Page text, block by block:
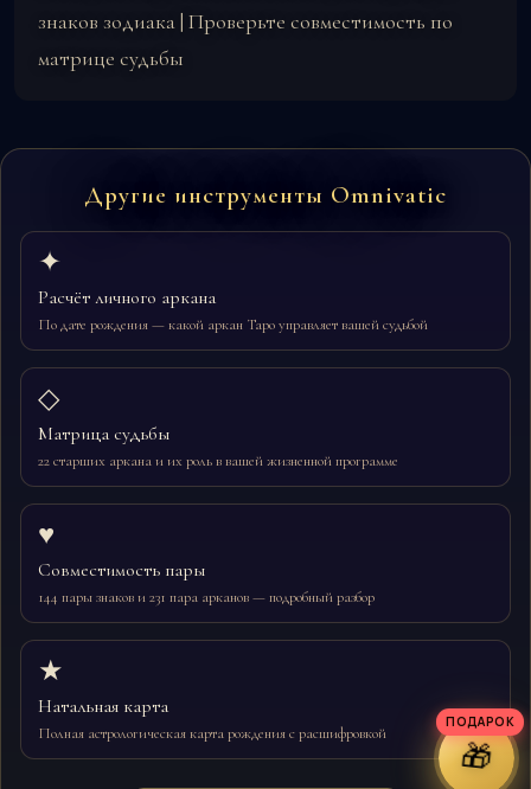
знаков зодиака| Проверьте совместимость по
матрице судьбы
Другие инструменты Omnivatic
✦
Расчёт личного аркана
По дате рождения — какой аркан Таро управляет вашей судьбой
◇
Матрица судьбы
22 старших аркана и их роль в вашей жизненной программе
♥
Совместимость пары
144 пары знаков и 231 пара арканов — подробный разбор
★
Натальная карта
Полная астрологическая карта рождения с расшифровкой 🎁
ПОДАРОК